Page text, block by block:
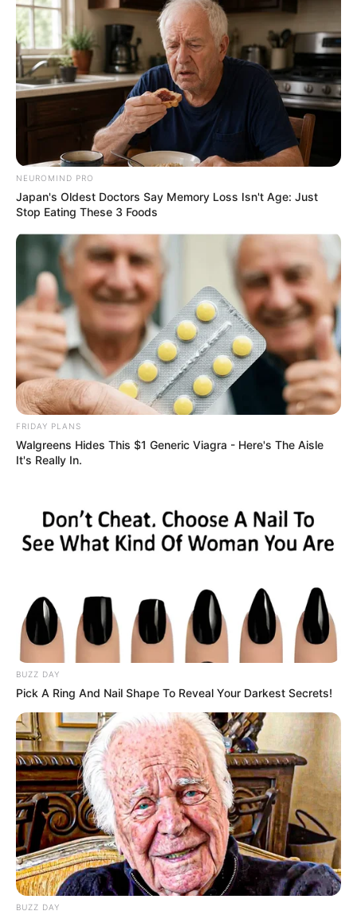
NEUROMIND PRO
Japan's Oldest Doctors Say Memory Loss Isn't Age: Just
Stop Eating These 3 Foods
FRIDAY PLANS
Walgreens Hides This $1 Generic Viagra - Here's The Aisle
It's Really In.
BUZZ DAY
Pick A Ring And Nail Shape To Reveal Your Darkest Secrets!
BUZZ DAY